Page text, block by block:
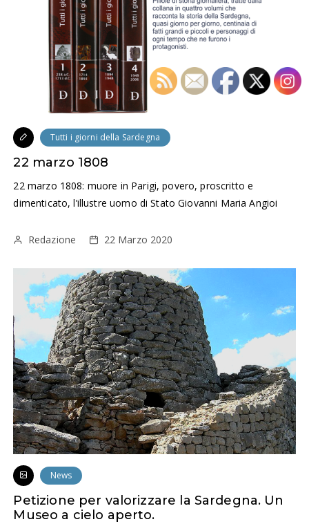
Tutti i giorni della Sardegna
22 marzo 1808
22 marzo 1808: muore in Parigi, povero, proscritto e
dimenticato, l’illustre uomo di Stato Giovanni Maria Angioi
Redazione 22 Marzo 2020
News
Petizione per valorizzare la Sardegna. Un
Museo a cielo aperto.